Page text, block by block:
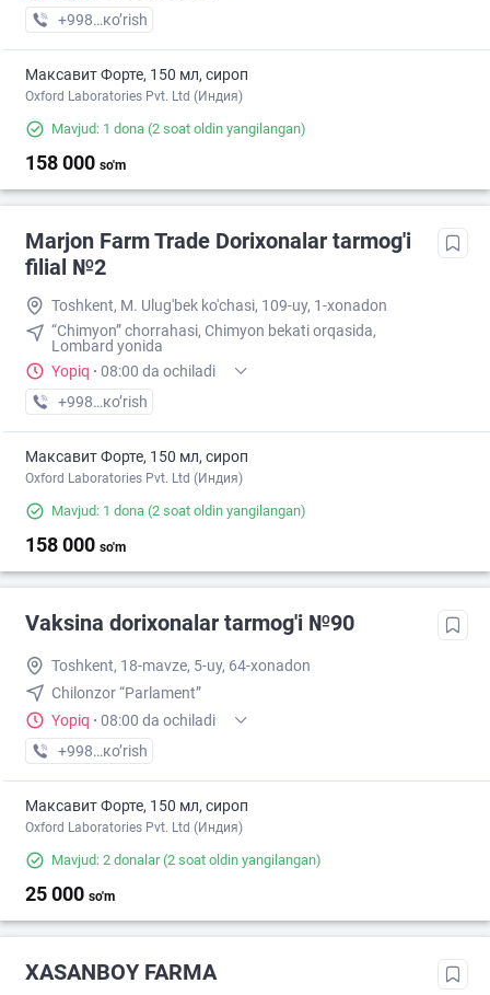
+998 (77) XXX-XX-XX
кo’rish
Максавит Форте, 150 мл, сироп
Oxford Laboratories Pvt. Ltd (Индия)
Mavjud: 1 dona (2 soat oldin yangilangan)
158 000 so'm
Marjon Farm Trade Dorixonalar tarmog'i
filial №2
Toshkent, M. Ulug'bek ko'chasi, 109-uy, 1-xonadon
“Chimyon” chorrahasi, Chimyon bekati orqasida,
Lombard yonida
Yopiq · 08:00 da ochiladi
+998 (71) XXX-XX-XX
кo’rish
Максавит Форте, 150 мл, сироп
Oxford Laboratories Pvt. Ltd (Индия)
Mavjud: 1 dona (2 soat oldin yangilangan)
158 000 so'm
Vaksina dorixonalar tarmog'i №90
Toshkent, 18-mavze, 5-uy, 64-xonadon
Chilonzor “Parlament”
Yopiq · 08:00 da ochiladi
+998 (77) XXX-XX-XX
кo’rish
Максавит Форте, 150 мл, сироп
Oxford Laboratories Pvt. Ltd (Индия)
Mavjud: 2 donalar(2 soat oldin yangilangan)
25 000 so'm
XASANBOY FARMA